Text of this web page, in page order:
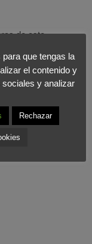
de este
están deseosos
convencidos
comerciales
que tengas la
el contenido y
y analizar
Rechazar